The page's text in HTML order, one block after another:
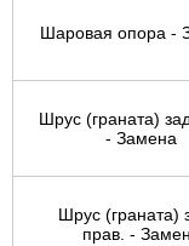
Шаровая опора -
Шрус (граната)
- Замена
Шрус (граната)
прав. -